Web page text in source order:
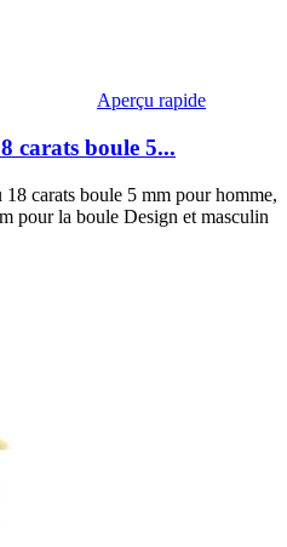
Aperçu rapide
carats boule 5...
18 carats boule 5 mm pour homme,
pour la boule Design et masculin